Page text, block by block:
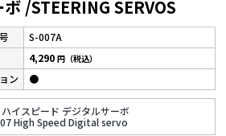
/STEERING SERVOS
S-007A
イスピード デジタルサーボ
High Speed Digital servo
4,290円（税込）
●